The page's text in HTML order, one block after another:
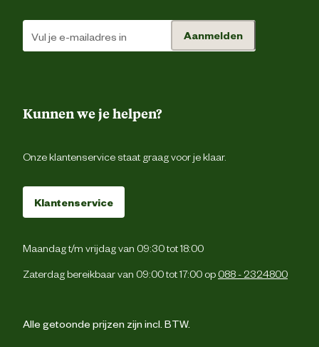
Aanmelden
Kunnen we je helpen?
Onze klantenservice staat graag voor je klaar.
Klantenservice
Maandag t/m vrijdag van 09:30 tot 18:00
Zaterdag bereikbaar van 09:00 tot 17:00 op 088 - 2324800
Alle getoonde prijzen zijn incl. BTW.